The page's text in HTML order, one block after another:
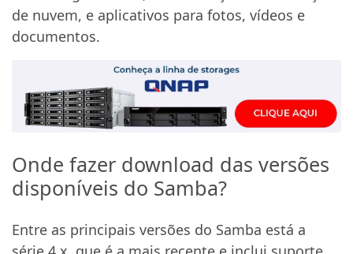
de nuvem, e aplicativos para fotos, vídeos e
documentos.
Onde fazer download das versões
disponíveis do Samba?
Entre as principais versões do Samba está a